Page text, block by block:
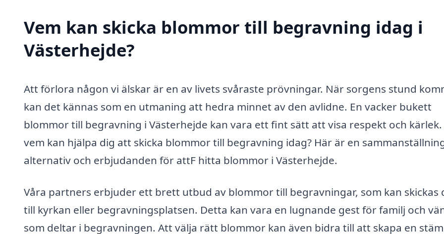
Vem kan skicka blommor till begravning idag i
Västerhejde?
Att förlora någon vi älskar är en av livets svåraste prövningar. När sorgens stund
kan det kännas som en utmaning att hedra minnet av den avlidne. En vacker bukett
blommor till begravning i Västerhejde kan vara ett fint sätt att visa respekt och
vem kan hjälpa dig att skicka blommor till begravning idag? Här är en
alternativ och erbjudanden för attF hitta blommor i Västerhejde.
Våra partners erbjuder ett brett utbud av blommor till begravningar, som kan skickas
till kyrkan eller begravningsplatsen. Detta kan vara en lugnande gest för familj och
som deltar i begravningen. Att välja rätt blommor kan även bidra till att skapa en